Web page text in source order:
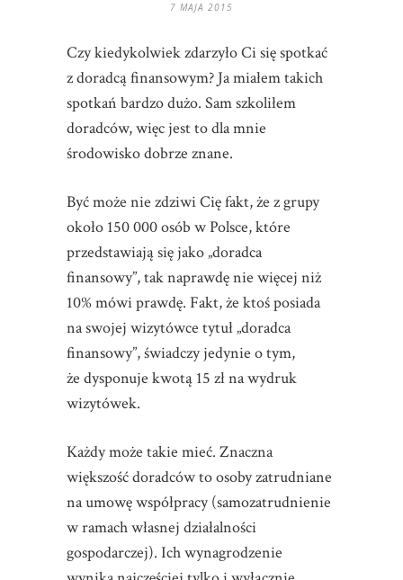
7 MAJA 2015
Czy kiedykolwiek zdarzyło Ci się spotkać
z doradcą finansowym? Ja miałem takich
spotkań bardzo dużo. Sam szkoliłem
doradców, więc jest to dla mnie
środowisko dobrze znane.
Być może nie zdziwi Cię fakt, że z grupy
około 150 000 osób w Polsce, które
przedstawiają się jako „doradca
finansowy”, tak naprawdę nie więcej niż
10% mówi prawdę. Fakt, że ktoś posiada
na swojej wizytówce tytuł „doradca
finansowy”, świadczy jedynie o tym,
że dysponuje kwotą 15 zł na wydruk
wizytówek.
Każdy może takie mieć. Znaczna
większość doradców to osoby zatrudniane
na umowę współpracy (samozatrudnienie
w ramach własnej działalności
gospodarczej). Ich wynagrodzenie